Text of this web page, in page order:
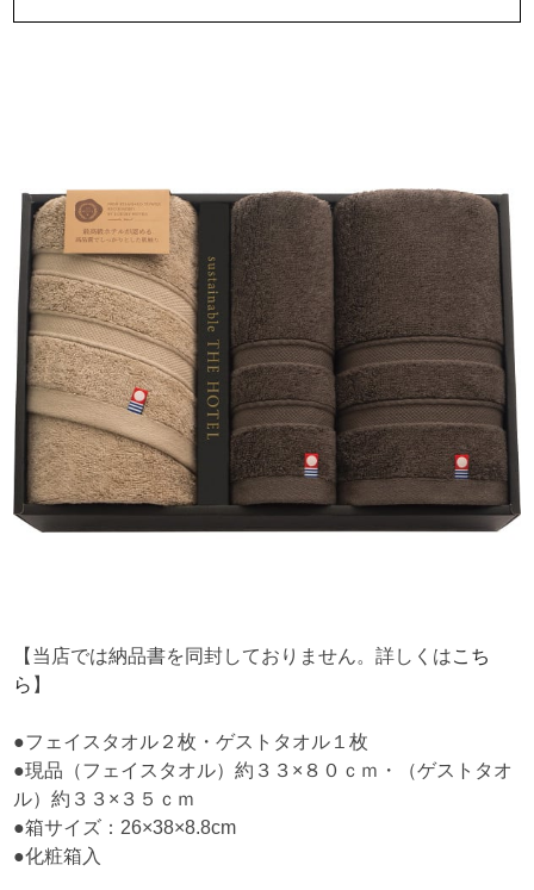
【当店では納品書を同封しておりません。詳しくはこち
ら 】
●フェイスタオル２枚・ゲストタオル１枚
●現品（フェイスタオル）約３３×８０ｃｍ・（ゲストタオ
ル）約３３×３５ｃｍ
●箱サイズ：26×38×8.8cm
●化粧箱入